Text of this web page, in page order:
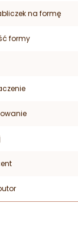
na formę
formy